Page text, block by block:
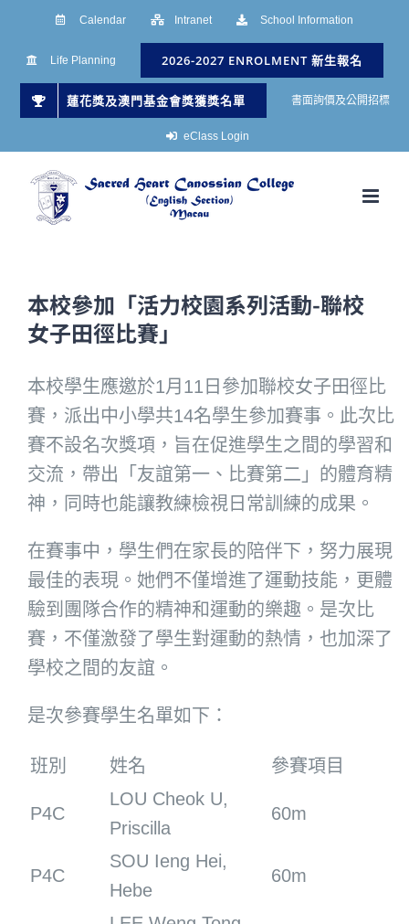
Calendar Intranet School Information
Life Planning 2026-2027 ENROLMENT 新生報名
蓮花獎及澳門基金會獎獲獎名單 書面詢價及公開招標
eClass Login
本校參加「活力校園系列活動-聯校
女子田徑比賽」
本校學生應邀於1月11日參加聯校女子田徑比
賽，派出中小學共14名學生參加賽事。此次比
賽不設名次獎項，旨在促進學生之間的學習和
交流，帶出「友誼第一、比賽第二」的體育精
神，同時也能讓教練檢視日常訓練的成果。
在賽事中，學生們在家長的陪伴下，努力展現
最佳的表現。她們不僅增進了運動技能，更體
驗到團隊合作的精神和運動的樂趣。是次比
賽，不僅激發了學生對運動的熱情，也加深了
學校之間的友誼。
是次參賽學生名單如下：
班別 姓名 參賽項目
P4C
LOU Cheok U,
Priscilla
60m
P4C
SOU Ieng Hei,
Hebe
60m